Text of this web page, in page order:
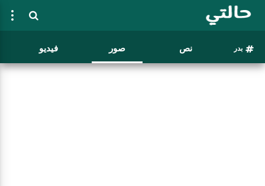
بدر نص صور فيديو